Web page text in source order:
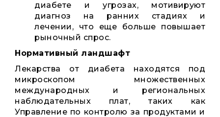
диабете и угрозах, мотивируют
диагноз на ранних стадиях и
лечении, что еще больше повышает
рыночный спрос.
Нормативный ландшафт
Лекарства от диабета находятся под
микроскопом множественных
международных и региональных
наблюдательных плат, таких как
Управление по контролю за продуктами и